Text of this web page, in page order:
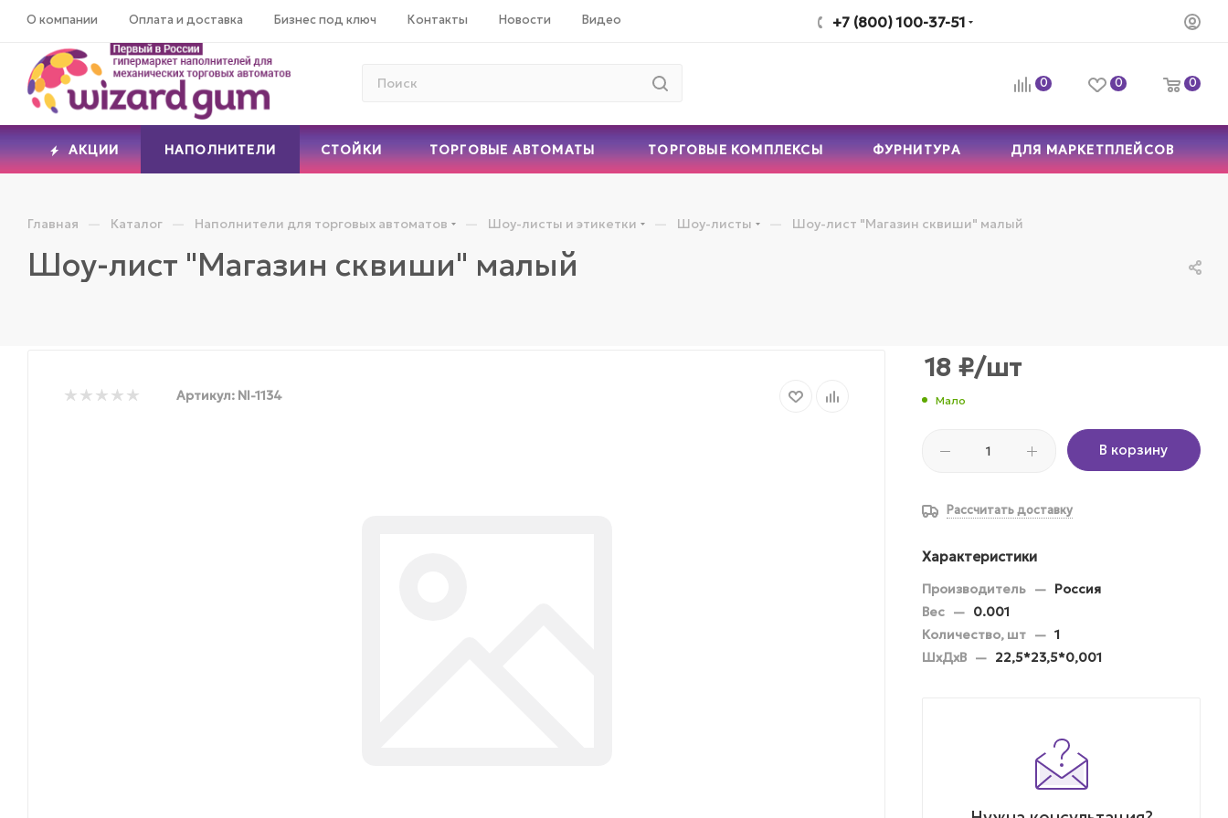
О компании Оплата и доставка Бизнес под ключ Контакты Новости Видео +7 (800) 100-37-51
0 0 0
АКЦИИ НАПОЛНИТЕЛИ СТОЙКИ ТОРГОВЫЕ АВТОМАТЫ ТОРГОВЫЕ КОМПЛЕКСЫ ФУРНИТУРА ДЛЯ МАРКЕТПЛЕЙСОВ
Главная — Каталог — Наполнители для торговых автоматов — Шоу-листы и этикетки — Шоу-листы — Шоу-лист "Магазин сквиши" малый
Шоу-лист "Магазин сквиши" малый
Артикул: NI-1134
18 ₽/шт
Мало
В корзину
Рассчитать доставку
Характеристики
Производитель — Россия
Вес — 0.001
Количество, шт — 1
ШхДхВ — 22,5*23,5*0,001